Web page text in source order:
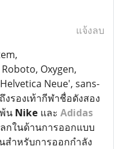
แจ้งลบ
Oxygen,
Neue', sans-
รองเท้ากีฬาชื่อดังสอง
น Nike และ Adidas
กในด้านการออกแบบ
สำหรับการออกกำลัง